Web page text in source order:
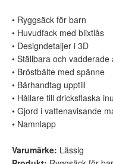
• Ryggsäck för barn
• Huvudfack med blixtlås
• Designdetaljer i 3D
• Ställbara och
• Bröstbälte med spänne
• Bärhandtag upptill
• Hållare till dricksflaska
• Gjord i vattenavisande
• Namnlapp
Varumärke: Lässig